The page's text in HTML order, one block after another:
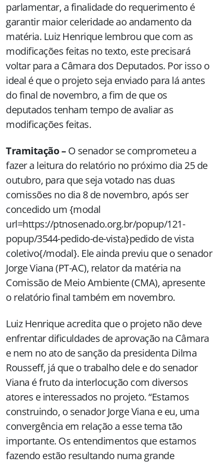
parlamentar, a finalidade do requerimento é
garantir maior celeridade ao andamento da
matéria. Luiz Henrique lembrou que com as
modificações feitas no texto, este precisará
voltar para a Câmara dos Deputados. Por isso o
ideal é que o projeto seja enviado para lá antes
do final de novembro, a fim de que os
deputados tenham tempo de avaliar as
modificações feitas.
Tramitação –O senador se comprometeu a
fazer a leitura do relatório no próximo dia 25 de
outubro, para que seja votado nas duas
comissões no dia 8 de novembro, após ser
concedido um {modal
url=https://ptnosenado.org.br/popup/121-
popup/3544-pedido-de-vista}pedido de vista
coletivo{/modal}. Ele ainda previu que o senador
Jorge Viana (PT-AC), relator da matéria na
Comissão de Meio Ambiente (CMA), apresente
o relatório final também em novembro.
Luiz Henrique acredita que o projeto não deve
enfrentar dificuldades de aprovação na Câmara
e nem no ato de sanção da presidenta Dilma
Rousseff, já que o trabalho dele e do senador
Viana é fruto da interlocução com diversos
atores e interessados no projeto. “Estamos
construindo, o senador Jorge Viana e eu, uma
convergência em relação a esse tema tão
importante. Os entendimentos que estamos
fazendo estão resultando numa grande